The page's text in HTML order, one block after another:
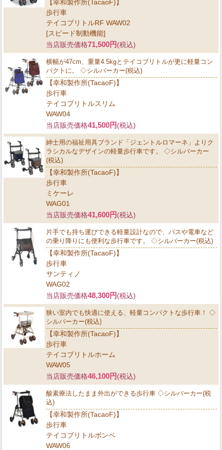
【幸和製作所(TacaoF)】
歩行車
テイコブリトルRF WAW02
[スピード制動機能]
当店販売価格71,500円(税込)
横幅が47cm、重量4.5kgとテイコブリトルが更に軽量コン
パクトに。 ◇シルバーカー(税込)
【幸和製作所(TacaoF)】
歩行車
テイコブリトルスリム
WAW04
当店販売価格41,500円(税込)
紳士用の福祉用具ブランド「ジェントルロマーネ」よりク
ラシカルなデザインの軽量歩行車です。 ◇シルバーカー
(税込)
【幸和製作所(TacaoF)】
歩行車
ミケーレ
WAG01
当店販売価格41,600円(税込)
片手でも持ち運びできる軽量設計なので、バスや電車など
の乗り降りにも便利な歩行車です。 ◇シルバーカー(税込)
【幸和製作所(TacaoF)】
歩行車
サンティノ
WAG02
当店販売価格48,300円(税込)
狭い室内でも快適に使える、軽量コンパクトな歩行車！ ◇
シルバーカー(税込)
【幸和製作所(TacaoF)】
歩行車
テイコブリトルホーム
WAW05
当店販売価格46,100円(税込)
酸素療法したまま外出ができる歩行車 ◇シルバーカー(税
込)
【幸和製作所(TacaoF)】
歩行車
テイコブリトルボンベ
WAW06